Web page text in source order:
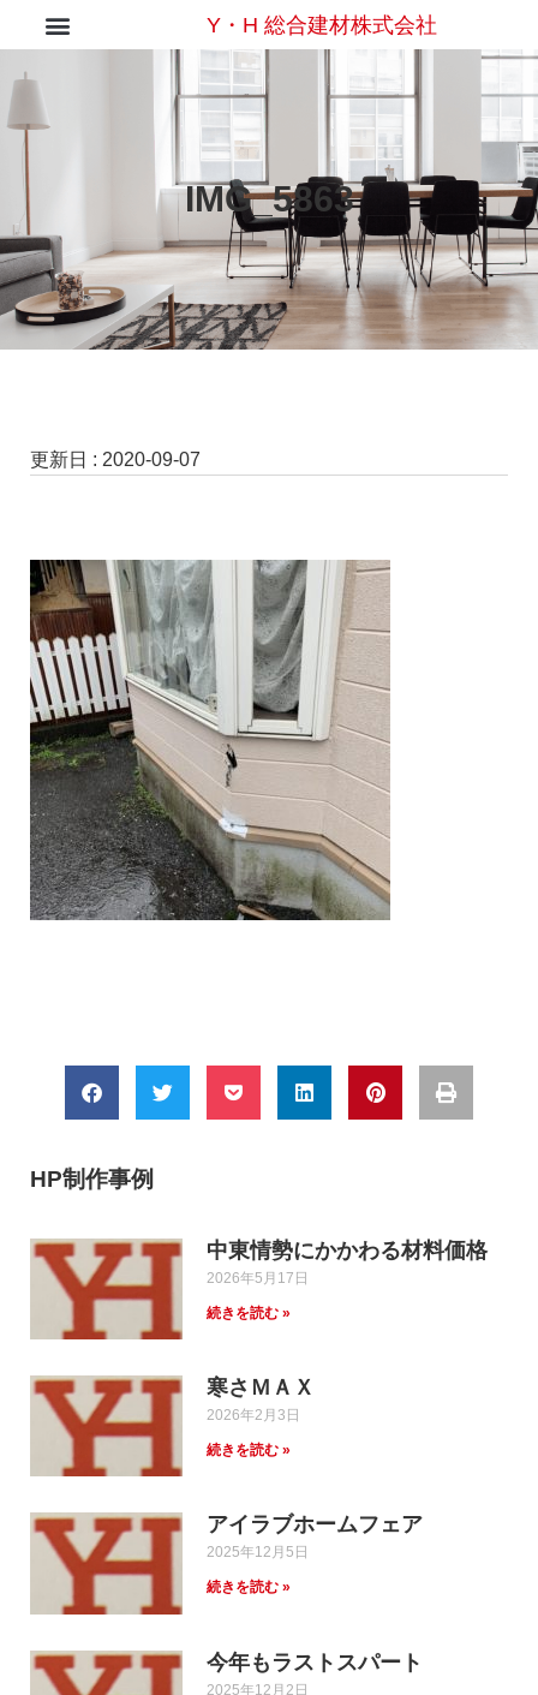
Y・H 総合建材株式会社
IMG_5863
更新日 : 2020-09-07
HP制作事例
中東情勢にかかわる材料価格
2026年5月17日
続きを読む »
寒さＭＡＸ
2026年2月3日
続きを読む »
アイラブホームフェア
2025年12月5日
続きを読む »
今年もラストスパート
2025年12月2日